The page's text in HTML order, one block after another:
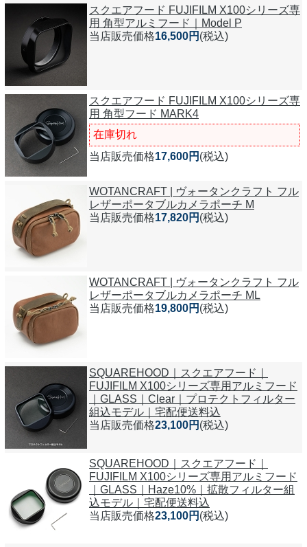
スクエアフード FUJIFILM X100シリーズ専
用 角型アルミフード｜Model P
当店販売価格16,500円 (税込)
スクエアフード FUJIFILM X100シリーズ専
用 角型フード MARK4
在庫切れ
当店販売価格17,600円 (税込)
WOTANCRAFT | ヴォータンクラフト フル
レザーポータブルカメラポーチ M
当店販売価格17,820円 (税込)
WOTANCRAFT | ヴォータンクラフト フル
レザーポータブルカメラポーチ ML
当店販売価格19,800円 (税込)
SQUAREHOOD｜スクエアフード｜
FUJIFILM X100シリーズ専用アルミフード
｜GLASS｜Clear｜プロテクトフィルター
組込モデル｜宅配便送料込
当店販売価格23,100円 (税込)
SQUAREHOOD｜スクエアフード｜
FUJIFILM X100シリーズ専用アルミフード
｜GLASS｜Haze10%｜拡散フィルター組
込モデル｜宅配便送料込
当店販売価格23,100円 (税込)